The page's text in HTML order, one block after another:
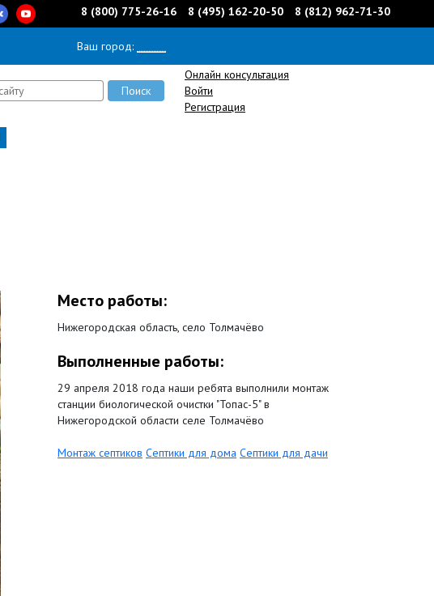
8 (800) 775-26-16 8 (495) 162-20-50 8 (812) 962-71-30
Ваш город:
Онлайн консультация
Войти
Регистрация
Место работы:
Нижегородская область, село Толмачёво
Выполненные работы:
29 апреля 2018 года наши ребята выполнили монтаж
станции биологической очистки "Топас-5" в
Нижегородской области селе Толмачёво
Монтаж септиков Септики для дома Септики для дачи